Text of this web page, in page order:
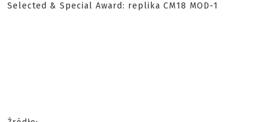
Selected & Special Award: replika CM18 MOD-1